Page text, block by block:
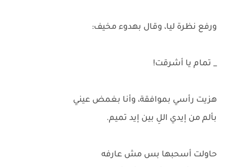
ورفع نظرة ليا، وقال بهدوء مخيف:
_ تمام يا أشرقت!
هزيت رأسي بموافقة، وأنا بغمض عيني
بألم من إيدي اللِ بين إيد تميم.
حاولت أسحبها بس مش عارفه